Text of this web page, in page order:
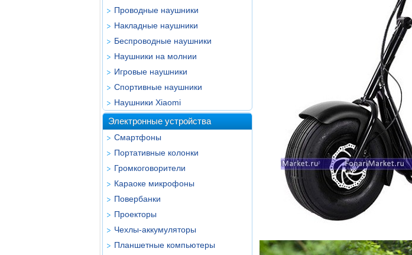
Проводные наушники
Накладные наушники
Беспроводные наушники
Наушники на молнии
Игровые наушники
Спортивные наушники
Наушники Xiaomi
Электронные устройства
Смартфоны
Портативные колонки
Громкоговорители
Караоке микрофоны
Повербанки
Проекторы
Чехлы-аккумуляторы
Планшетные компьютеры